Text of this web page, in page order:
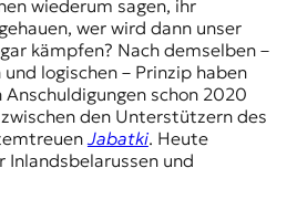
wiederum sagen, ihr
wer wird dann unser
kämpfen? Nach demselben –
logischen – Prinzip haben
schon 2020
den Unterstützern des
Jabatki. Heute
Inlandsbelarussen und